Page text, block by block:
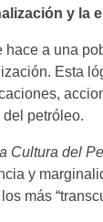
y la
hace a una
Esta
petróleo.
Cultura del
y
más